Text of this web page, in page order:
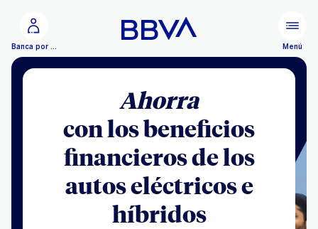
Banca por Internet Menú
Ahorra
con los beneficios
financieros de los
autos eléctricos e
híbridos